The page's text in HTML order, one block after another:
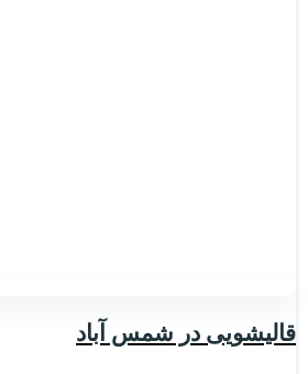
قالیشویی در شمس آباد